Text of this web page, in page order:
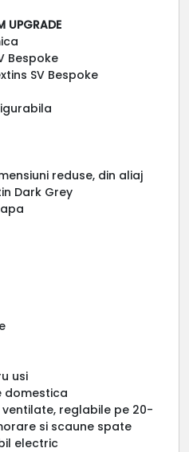
UPGRADE
Bespoke
SV Bespoke
reduse, din aliaj
Dark Grey
usi
domestica
reglabile pe 20-
si scaune spate
electric